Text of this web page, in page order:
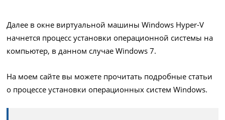
Далее в окне виртуальной машины Windows Hyper-V
начнется процесс установки операционной системы на
компьютер, в данном случае Windows 7.
На моем сайте вы можете прочитать подробные статьи
о процессе установки операционных систем Windows.